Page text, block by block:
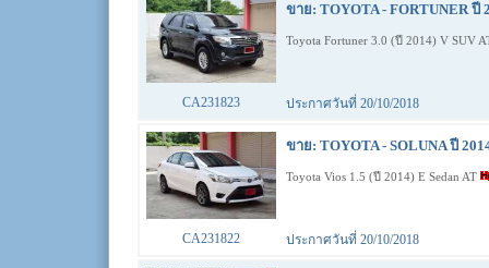
ขาย: TOYOTA - FORTUNER ปี
Toyota Fortuner 3.0 (ปี 2014) V SUV
CA231823 ประกาศวันที่ 20/10/2018
ขาย: TOYOTA - SOLUNA ปี
Toyota Vios 1.5 (ปี 2014) E Sedan AT
CA231822 ประกาศวันที่ 20/10/2018